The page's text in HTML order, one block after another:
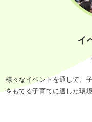
イ
様々なイベントを通して、
をもてる子育てに適した環境